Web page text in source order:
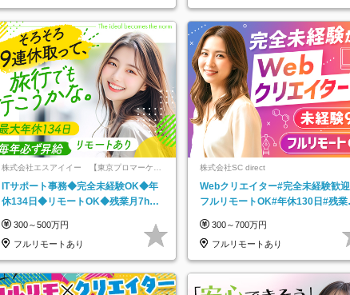
知県…
株式会社エスアイイー 【東京プロマーケッ
ITサポート事務◆完全未経験OK◆年
休134日◆リモートOK◆残業月7h以
300～500万円
フルリモートあり
株式会社SC direct
Webクリエイター#完全未経験歓
フルリモートOK#年休130日#残業
300～700万円
フルリモートあり